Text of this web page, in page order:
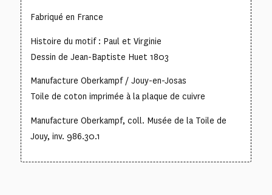
Fabriqué en France
Histoire du motif : Paul et Virginie
Dessin de Jean-Baptiste Huet 1803
Manufacture Oberkampf / Jouy-en-Josas
Toile de coton imprimée à la plaque de cuivre
Manufacture Oberkampf, coll. Musée de la Toile de
Jouy, inv. 986.30.1